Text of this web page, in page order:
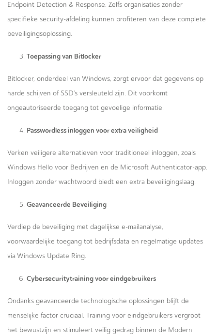
Endpoint Detection & Response. Zelfs organisaties zonder
specifieke security-afdeling kunnen profiteren van deze complete
beveiligingsoplossing.
Toepassing van Bitlocker
Bitlocker, onderdeel van Windows, zorgt ervoor dat gegevens op
harde schijven of SSD’s versleuteld zijn. Dit voorkomt
ongeautoriseerde toegang tot gevoelige informatie.
Passwordless inloggen voor extra veiligheid
Verken veiligere alternatieven voor traditioneel inloggen, zoals
Windows Hello voor Bedrijven en de Microsoft Authenticator-app.
Inloggen zonder wachtwoord biedt een extra beveiligingslaag.
Geavanceerde Beveiliging
Verdiep de beveiliging met dagelijkse e-mailanalyse,
voorwaardelijke toegang tot bedrijfsdata en regelmatige updates
via Windows Update Ring.
Cybersecuritytraining voor eindgebruikers
Ondanks geavanceerde technologische oplossingen blijft de
menselijke factor cruciaal. Training voor eindgebruikers vergroot
het bewustzijn en stimuleert veilig gedrag binnen de Modern